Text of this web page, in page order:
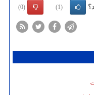
(1)
(0)